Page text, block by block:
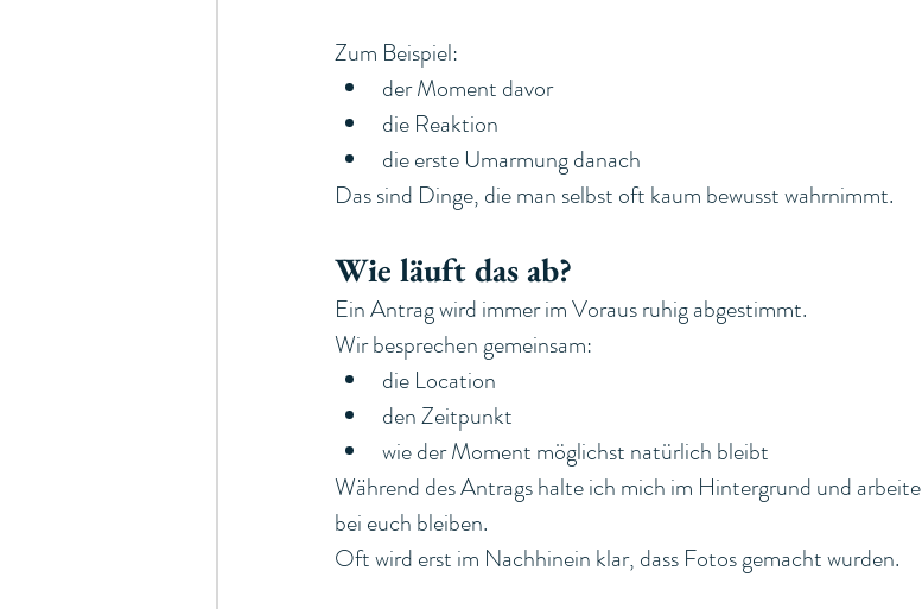
Zum Beispiel:
der Moment davor
die Reaktion
die erste Umarmung danach
Das sind Dinge, die man selbst oft kaum bewusst wahrnimmt.
Wie läuft das ab?
Ein Antrag wird immer im Voraus ruhig abgestimmt.
Wir besprechen gemeinsam:
die Location
den Zeitpunkt
wie der Moment möglichst natürlich bleibt
Während des Antrags halte ich mich im Hintergrund und arbeite
bei euch bleiben.
Oft wird erst im Nachhinein klar, dass Fotos gemacht wurden.